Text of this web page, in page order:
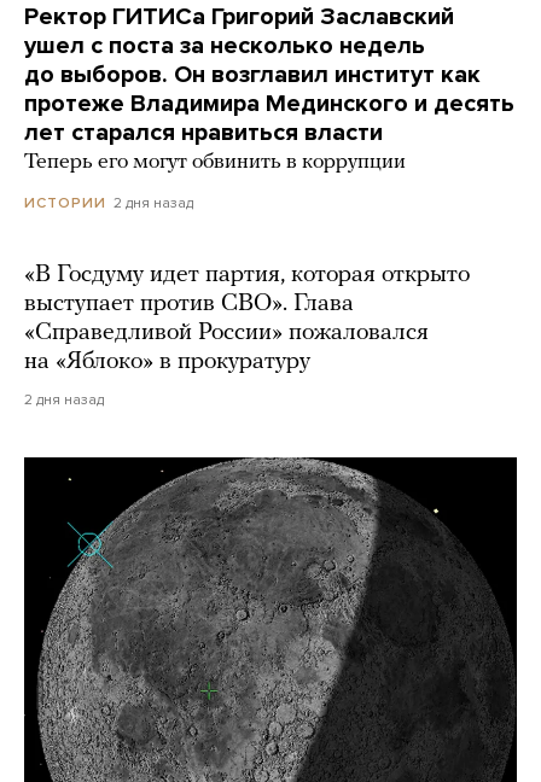
Ректор ГИТИСа Григорий Заславский
ушел с поста за несколько недель
до выборов. Он возглавил институт как
протеже Владимира Мединского и десять
лет старался нравиться власти
Теперь его могут обвинить в коррупции
ИСТОРИИ 2 дня назад
«В Госдуму идет партия, которая открыто
выступает против СВО». Глава
«Справедливой России» пожаловался
на «Яблоко» в прокуратуру
2 дня назад